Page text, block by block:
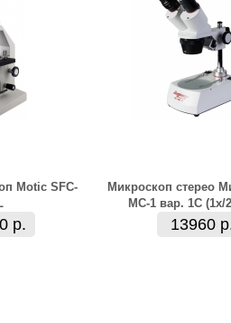
Motic SFC-
р.
Микроскоп стерео
МС-1 вар. 1С (1х/
13960